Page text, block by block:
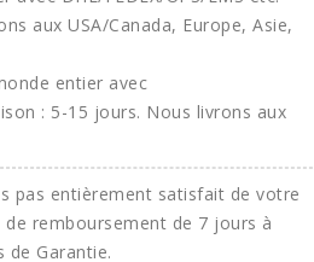
entier avec
: 5-15 jours. Nous livrons aux